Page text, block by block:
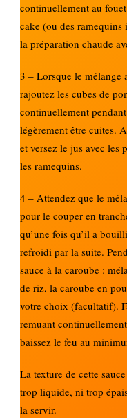
continuellement au
cake (ou des
la préparation chaude
3 – Lorsque le mélange
rajoutez les cubes de
continuellement
légèrement être cuites.
et versez le jus avec les
les ramequins.
4 – Attendez que le
pour le couper en
qu’une fois qu’il a
refroidi par la suite.
sauce à la caroube :
de riz, la caroube en
votre choix (facultatif).
remuant
baissez le feu au
La texture de cette
trop liquide, ni trop
la servir.